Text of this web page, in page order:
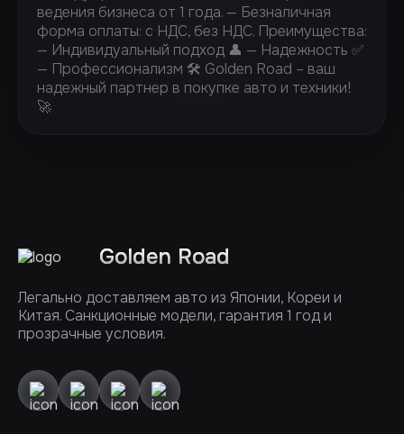
ведения бизнеса от 1 года. — ⁠Безналичная
форма оплаты: с НДС, без НДС. Преимущества:
— Индивидуальный подход 👤 — Надежность ✅
— Профессионализм 🛠️ Golden Road – ваш
надежный партнер в покупке авто и техники!
🚀
Golden Road
Легально доставляем авто из Японии, Кореи и
Китая. Санкционные модели, гарантия 1 год и
прозрачные условия.